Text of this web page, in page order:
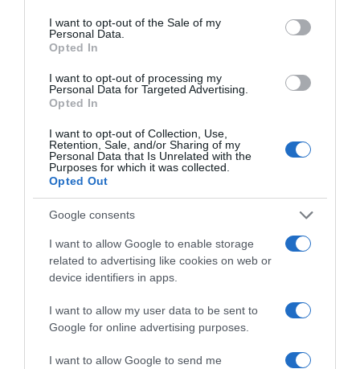
consent section.
I want to opt-out of the Sale of my
Personal Data.
Opted In
I want to opt-out of processing my
Personal Data for Targeted Advertising.
Opted In
I want to opt-out of Collection, Use,
Retention, Sale, and/or Sharing of my
Personal Data that Is Unrelated with the
Purposes for which it was collected.
Opted Out
Google consents
I want to allow Google to enable storage
related to advertising like cookies on web or
device identifiers in apps.
I want to allow my user data to be sent to
Google for online advertising purposes.
I want to allow Google to send me
LIFESTYLE
Ανδρέας Μπάρκουλης – Το συγκινητικό
μήνυμα του γιου του για τα οκτώ χρόνια από
τον θάνατό του
Άφησε πίσω του ένα ανεξίτηλο σημάδι στο ελληνικό
θέατρο και κινηματογράφο
23.08.2024 - 16:07